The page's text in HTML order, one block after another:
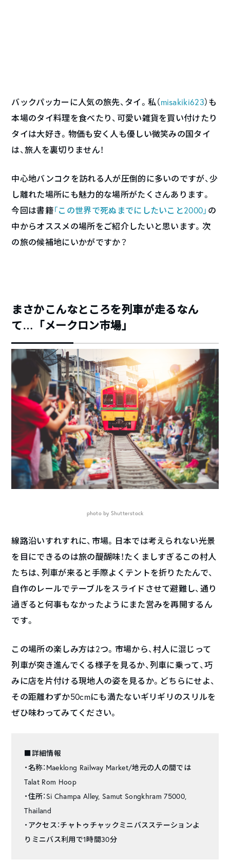
バックパッカーに人気の旅先、タイ。私（misakiki623）も
本場のタイ料理を食べたり、可愛い雑貨を買い付けたり
タイは大好き。物価も安く人も優しい微笑みの国タイ
は、旅人を裏切りません！
中心地バンコクを訪れる人が圧倒的に多いのですが、少
し離れた場所にも魅力的な場所がたくさんあります。
今回は書籍「この世界で死ぬまでにしたいこと2000」 の
中からオススメの場所をご紹介したいと思います。次
の旅の候補地にいかがですか？
まさかこんなところを列車が走るなん
て…「メークロン市場」
photo by Shutterstock
線路沿いすれすれに、市場。日本では考えられない光景
を目にできるのは旅の醍醐味！たくましすぎるこの村人
たちは、列車が来ると手際よくテントを折りたたんで、
自作のレールでテーブルをスライドさせて避難し、通り
過ぎると何事もなかったようにまた営みを再開するん
です。
この場所の楽しみ方は2つ。市場から、村人に混じって
列車が突き進んでくる様子を見るか、列車に乗って、巧
みに店を片付ける現地人の姿を見るか。どちらにせよ、
その距離わずか50cmにも満たないギリギリのスリルを
ぜひ味わってみてください。
■詳細情報
・名称：Maeklong Railway Market/地元の人の間では
Talat Rom Hoop
・住所：Si Champa Alley, Samut Songkhram 75000,
Thailand
・アクセス：チャトゥチャックミニバスステーションよ
りミニバス利用で1時間30分